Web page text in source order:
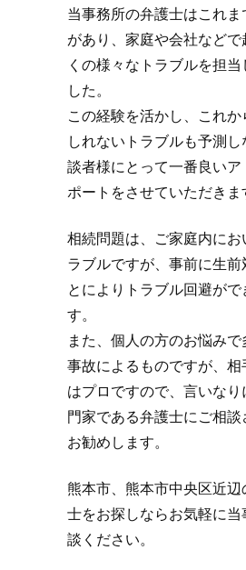
当事務所の弁護士はこれま
があり、家庭や会社などで
くの様々なトラブルを担当
した。
この経験を活かし、これか
しれないトラブルも予測
談者様にとって一番良いア
ポートをさせていただきま
相続問題は、ご家庭内にお
ラブルですが、事前に生前
とによりトラブル回避がで
す。
また、個人の方のお悩みで
事故によるものですが、相
はプロですので、言いな
門家である弁護士にご相談
お勧めします。
熊本市、熊本市中央区近辺
士をお探しならお気軽に当
談ください。